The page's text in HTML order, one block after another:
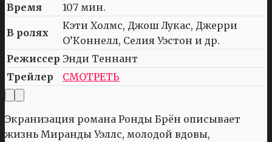
Время
107 мин.
В ролях
Кэти Холмс, Джош Лукас, Джерри
О’Коннелл, Селия Уэстон и др.
Режиссер Энди Теннант
Трейлер
СМОТРЕТЬ
Экранизация романа Ронды Брён описывает
жизнь Миранды Уэллс, молодой вдовы,